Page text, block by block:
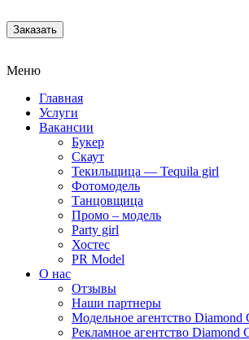
Заказать
Меню
Главная
Услуги
Вакансии
Букер
Скаут
Текильщица — Tequila girl
Фотомодель
Танцовщица
Промо – модель
Party girl
Хостес
PR Model
О нас
Отзывы
Наши партнеры
Модельное агентство Diamond
Рекламное агентство Diamond